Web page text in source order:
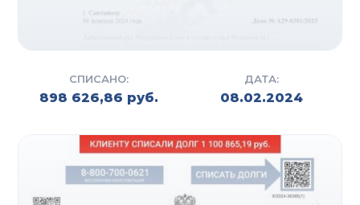
СПИСАНО:
898 626,86 руб.
ДАТА:
08.02.2024